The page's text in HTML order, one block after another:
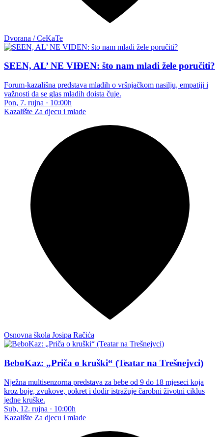
Dvorana / CeKaTe
SEEN, AL’ NE VIĐEN: što nam mladi žele poručiti?
Forum-kazališna predstava mladih o vršnjačkom nasilju, empatiji i
važnosti da se glas mladih doista čuje.
Pon, 7. rujna · 10:00h
Kazalište Za djecu i mlade
Osnovna škola Josipa Račića
BeboKaz: „Priča o kruški“ (Teatar na Trešnejvci)
Nježna multisenzorna predstava za bebe od 9 do 18 mjeseci koja
kroz boje, zvukove, pokret i dodir istražuje čarobni životni ciklus
jedne kruške.
Sub, 12. rujna · 10:00h
Kazalište Za djecu i mlade